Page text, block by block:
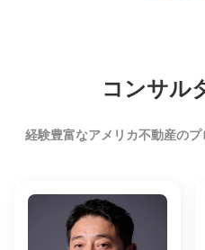
コンサル
経験豊富なアメリカ不動産のプ